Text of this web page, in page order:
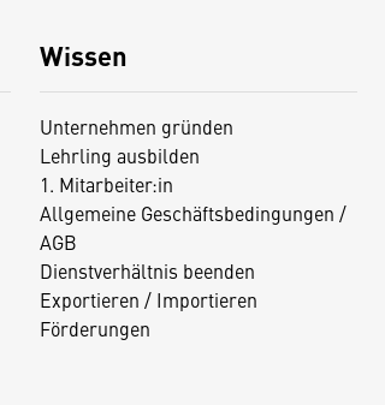
Wissen
Unternehmen gründen
Lehrling ausbilden
1. Mitarbeiter:in
Allgemeine Geschäftsbedingungen /
AGB
Dienstverhältnis beenden
Exportieren / Importieren
Förderungen